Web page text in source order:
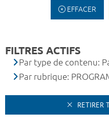
EFFACER
FILTRES ACTIFS
Par type de contenu:
Par rubrique:
RETIRER